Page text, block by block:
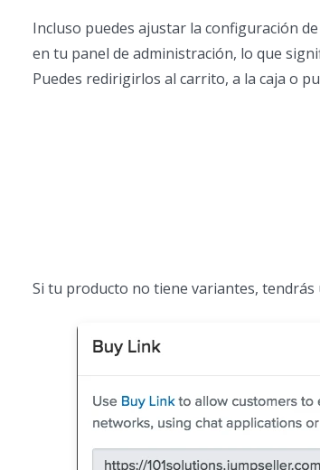
Incluso puedes ajustar la configuración
en tu panel de administración, lo que
Puedes redirigirlos al carrito, a la caja o
Si tu producto no tiene variantes, tendrás